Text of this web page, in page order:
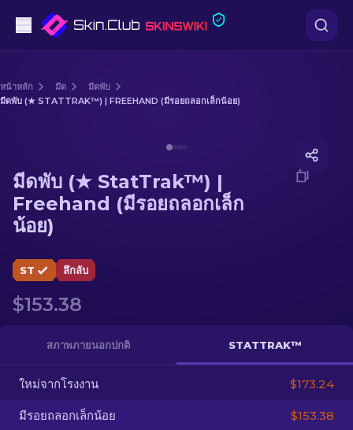
ระดับกลาง
ปืนไรเฟิลซุ่มยิง
มีด
ถุงมือ
กล่อง
อื่น ๆ
TH
หน้าหลัก มีด
มีดพับ
มีดพับ (★ STATTRAK™) | FREEHAND (มีรอยถลอกเล็กน้อย)
มีดพับ (★ StatTrak™) |
Freehand (มีรอยถลอกเล็ก
น้อย)
ST ลึกลับ
$153.38
สภาพภายนอกปกติ STATTRAK™
ใหม่จากโรงงาน $173.24
มีรอยถลอกเล็กน้อย $153.38